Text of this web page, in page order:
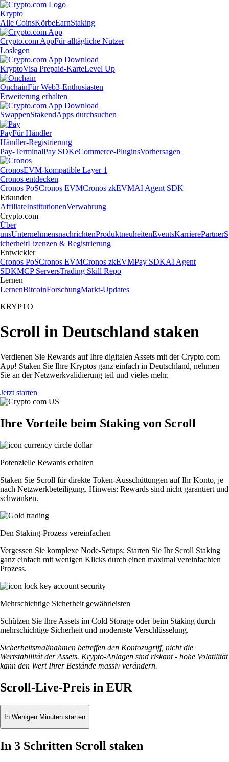
Krypto
Alle CoinsKörbeEarnStaking
Crypto.com AppFür alltägliche Nutzer
Loslegen
KryptoVisa Prepaid-KarteLevel Up
OnchainFür Web3-Enthusiasten
Erweiterung erhalten
SwappenStakendApps durchsuchen
PayFür Händler
Händler-Registrierung
Pay-TerminalPay SDKeCommerce-PluginsVorhersagen
CronosEVM-kompatible Layer 1
Cronos entdecken
Cronos PoSCronos EVMCronos zkEVMAI Agent SDK
Erkunden
AffiliateInstitutionenVerwahrung
Crypto.com
Über
unsUnternehmensnachrichtenProduktneuheitenEventsKarrierePartnerS
icherheitLizenzen & Registrierung
Entwickler
Cronos PoSCronos EVMCronos zkEVMPay SDKAI Agent
SDKMCP ServersTrading Skill Repo
Lernen
LernenBitcoinForschungMarkt-Updates
KRYPTO
Scroll in Deutschland staken
Verdienen Sie Rewards auf Ihre digitalen Assets mit der Crypto.com
App! Staken Sie Ihre Kryptos ganz einfach in Deutschland, nehmen
Sie an der Netzwerkvalidierung teil und vieles mehr.
Jetzt starten
Ihre Vorteile beim Staking von Scroll
Potenzielle Rewards erhalten
Staken Sie Scroll für direkte Token-Ausschüttungen auf Ihr Konto, je
nach Netzwerkbeteiligung. Hinweis: Rewards sind nicht garantiert und
schwanken.
Den Staking-Prozess vereinfachen
Vergessen Sie komplexe Node-Setups: Starten Sie Ihr Scroll Staking
ganz einfach mit wenigen Klicks durch einen maximal vereinfachten
Prozess.
Mehrschichtige Sicherheit gewährleisten
Schützen Sie Ihre Assets im Cold Storage oder beim Staking durch
mehrschichtige Sicherheit und modernste Verschlüsselung.
Sicherheitsmaßnahmen betreffen den Kontozugriff, nicht die
Wertstabilität der Assets. Krypto-Anlagen sind riskant - hohe Volatilität
kann den Wert Ihrer Bestände massiv verändern.
Scroll-Live-Preis in EUR
In Wenigen Minuten starten
In 3 Schritten Scroll staken